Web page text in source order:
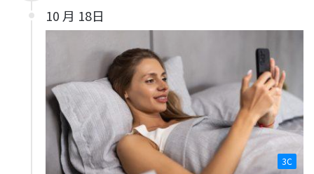
10 月 18日
3C